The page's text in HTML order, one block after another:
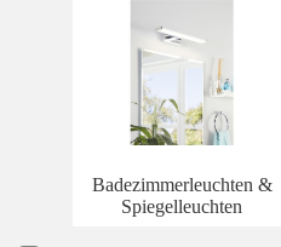
Badezimmerleuchten &
Spiegelleuchten